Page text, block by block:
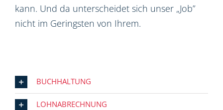
kann. Und da unterscheidet sich unser „Job”
nicht im Geringsten von Ihrem.
BUCHHALTUNG
LOHNABRECHNUNG